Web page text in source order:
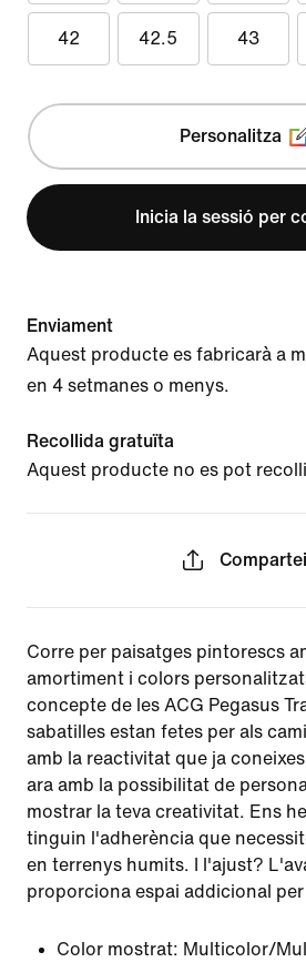
42 42.5 43
Personalitza
Inicia la sessió per
Enviament
Aquest producte es fabricarà a
en 4 setmanes o menys.
Recollida gratuïta
Aquest producte no es pot
Corre per paisatges pintorescs
amortiment i colors
concepte de les ACG Pegasus
sabatilles estan fetes per als
amb la reactivitat que ja
ara amb la possibilitat de
mostrar la teva creativitat. Ens
tinguin l'adherència que
en terrenys humits. I l'ajust?
proporciona espai addicional
Color mostrat: Multicolor/